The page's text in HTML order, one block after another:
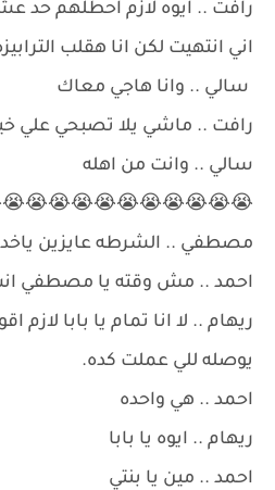
رافت .. ايوه لازم احطلهم حد
اني انتهيت لكن انا هقلب
سالي .. وانا هاجي معاك
رافت .. ماشي يلا تصبحي علي
سالي .. وانت من اهله
مصطفي .. الشرطه عايزين
احمد .. مش وقته يا مصطفي
ريهام .. لا انا تمام يا بابا
يوصله للي عملت كده.
احمد .. هي واحده
ريهام .. ايوه يا بابا
احمد .. مين يا بنتي